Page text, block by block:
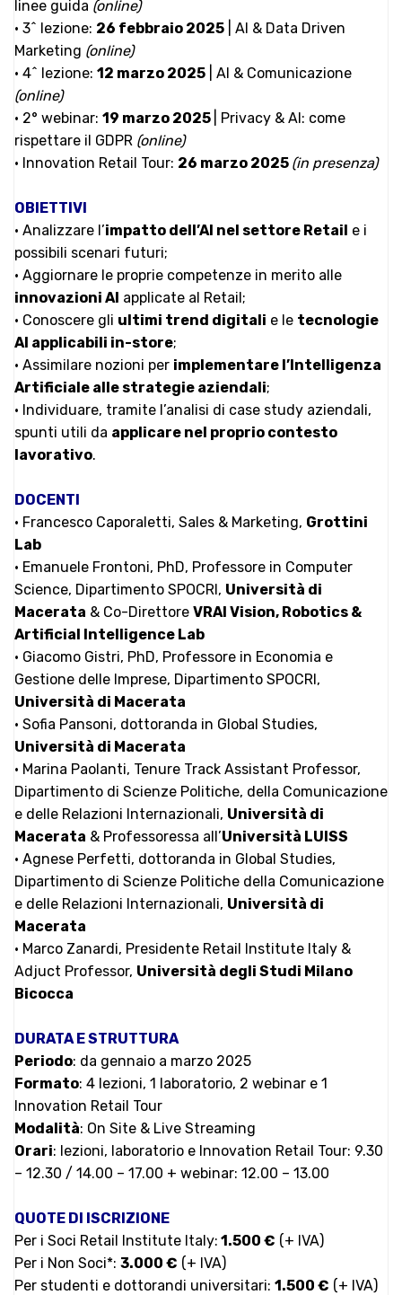
linee guida (online)
• 3^ lezione: 26 febbraio 2025 | AI & Data Driven
Marketing (online)
• 4^ lezione: 12 marzo 2025 | AI & Comunicazione
(online)
• 2° webinar: 19 marzo 2025
| Privacy & AI: come
rispettare il GDPR (online)
• Innovation Retail Tour: 26 marzo 2025 (in presenza)
OBIETTIVI
• Analizzare l’impatto dell’AI nel settore Retail e i
possibili scenari futuri;
• Aggiornare le proprie competenze in merito alle
innovazioni AI applicate al Retail;
• Conoscere gli ultimi trend digitali e le tecnologie
AI applicabili in-store;
• Assimilare nozioni per implementare l’Intelligenza
Artificiale alle strategie aziendali;
• Individuare, tramite l’analisi di case study aziendali,
spunti utili da applicare nel proprio contesto
lavorativo.
DOCENTI
• Francesco Caporaletti, Sales & Marketing, Grottini
Lab
• Emanuele Frontoni, PhD, Professore in Computer
Science, Dipartimento SPOCRI, Università di
Macerata & Co-Direttore VRAI Vision, Robotics &
Artificial Intelligence Lab
• Giacomo Gistri, PhD, Professore in Economia e
Gestione delle Imprese, Dipartimento SPOCRI,
Università di Macerata
• Sofia Pansoni, dottoranda in Global Studies,
Università di Macerata
• Marina Paolanti, Tenure Track Assistant Professor,
Dipartimento di Scienze Politiche, della Comunicazione
e delle Relazioni Internazionali, Università di
Macerata & Professoressa all’Università LUISS
• Agnese Perfetti, dottoranda in Global Studies,
Dipartimento di Scienze Politiche della Comunicazione
e delle Relazioni Internazionali, Università di
Macerata
• Marco Zanardi, Presidente Retail Institute Italy &
Adjuct Professor, Università degli Studi Milano
Bicocca
DURATA E STRUTTURA
Periodo: da gennaio a marzo 2025
Formato: 4 lezioni, 1 laboratorio, 2 webinar e 1
Innovation Retail Tour
Modalità: On Site & Live Streaming
Orari: lezioni, laboratorio e Innovation Retail Tour: 9.30
– 12.30 / 14.00 – 17.00 + webinar: 12.00 – 13.00
QUOTE DI ISCRIZIONE
Per i Soci Retail Institute Italy: 1.500 € (+ IVA)
Per i Non Soci*: 3.000 € (+ IVA)
Per studenti e dottorandi universitari: 1.500 € (+ IVA)